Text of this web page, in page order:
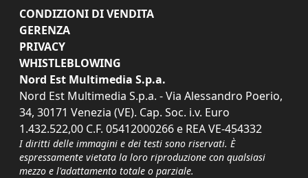
CONDIZIONI DI VENDITA
GERENZA
PRIVACY
WHISTLEBLOWING
Nord Est Multimedia S.p.a.
Nord Est Multimedia S.p.a. - Via Alessandro Poerio,
34, 30171 Venezia (VE). Cap. Soc. i.v. Euro
1.432.522,00 C.F. 05412000266 e REA VE-454332
I diritti delle immagini e dei testi sono riservati. È
espressamente vietata la loro riproduzione con qualsiasi
mezzo e l'adattamento totale o parziale.